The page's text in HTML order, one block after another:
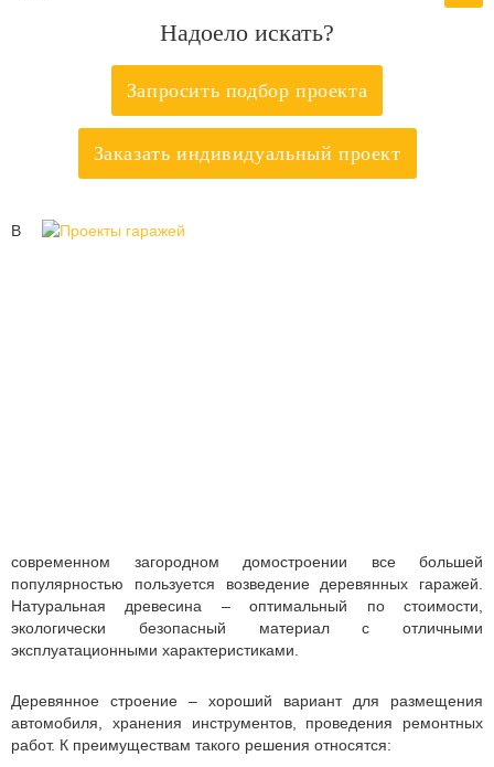
Надоело искать?
Запросить подбор проекта
Заказать индивидуальный проект
В
современном загородном домостроении все большей
популярностью пользуется возведение деревянных гаражей.
Натуральная древесина – оптимальный по стоимости,
экологически безопасный материал с отличными
эксплуатационными характеристиками.
Деревянное строение – хороший вариант для размещения
автомобиля, хранения инструментов, проведения ремонтных
работ. К преимуществам такого решения относятся: